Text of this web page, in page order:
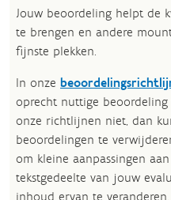
Jouw beoordeling helpt de
te brengen en andere
fijnste plekken.
In onze
oprecht nuttige beoordeling
onze richtlijnen niet, dan
beoordelingen te
om kleine aanpassingen
tekstgedeelte van jouw
inhoud ervan te